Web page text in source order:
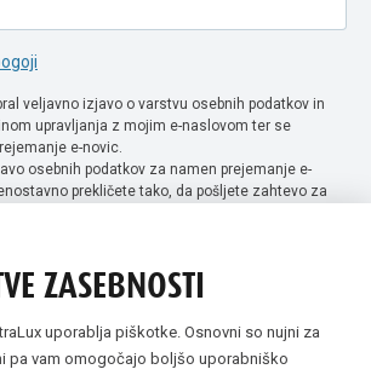
veljavno izjavo o varstvu osebnih podatkov in
upravljanja z mojim e-naslovom ter se
e-novic.
osebnih podatkov za namen prejemanje e-
prekličete tako, da pošljete zahtevo za
ZASEBNOSTI
uporablja piškotke. Osnovni so nujni za
pa vam omogočajo boljšo uporabniško